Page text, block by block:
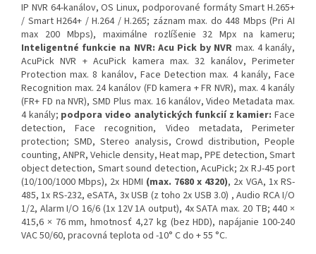
IP NVR 64-kanálov, OS Linux, podporované formáty Smart H.265+
/ Smart H264+ / H.264 / H.265; záznam max. do 448 Mbps (Pri AI
max 200 Mbps), maximálne rozlíšenie 32 Mpx na kameru;
Inteligentné funkcie na NVR: Acu Pick by NVR max. 4 kanály,
AcuPick NVR + AcuPick kamera max. 32 kanálov, Perimeter
Protection max. 8 kanálov, Face Detection max. 4 kanály, Face
Recognition max. 24 kanálov (FD kamera + FR NVR), max. 4 kanály
(FR+ FD na NVR), SMD Plus max. 16 kanálov, Video Metadata max.
4 kanály; podpora video analytických funkcií z kamier: Face
detection, Face recognition, Video metadata, Perimeter
protection; SMD, Stereo analysis, Crowd distribution, People
counting, ANPR, Vehicle density, Heat map, PPE detection, Smart
object detection, Smart sound detection, AcuPick; 2x RJ-45 port
(10/100/1000 Mbps), 2x HDMI (max. 7680 x 4320), 2x VGA, 1x RS-
485, 1x RS-232, eSATA, 3x USB (z toho 2x USB 3.0) , Audio RCA I/O
1/2, Alarm I/O 16/6 (1x 12V 1A output), 4x SATA max. 20 TB; 440 ×
415,6 × 76 mm, hmotnosť 4,27 kg (bez HDD), napájanie 100-240
VAC 50/60, pracovná teplota od -10° C do + 55 °C.